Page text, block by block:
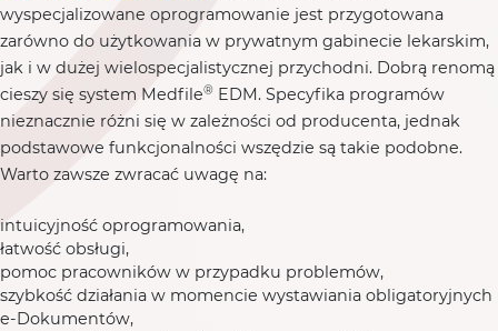
wyspecjalizowane oprogramowanie jest przygotowana
zarówno do użytkowania w prywatnym gabinecie lekarskim,
jak i w dużej wielospecjalistycznej przychodni. Dobrą renomą
cieszy się system Medfile® EDM. Specyfika programów
nieznacznie różni się w zależności od producenta, jednak
podstawowe funkcjonalności wszędzie są takie podobne.
Warto zawsze zwracać uwagę na:
intuicyjność oprogramowania,
łatwość obsługi,
pomoc pracowników w przypadku problemów,
szybkość działania w momencie wystawiania obligatoryjnych
e-Dokumentów,